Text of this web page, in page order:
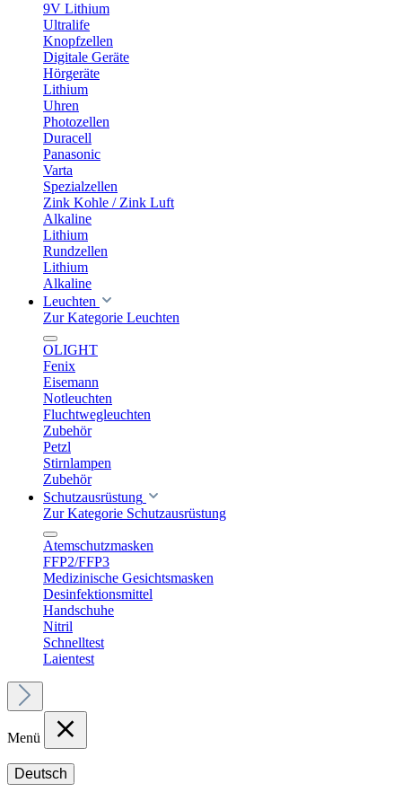
9V Lithium
Ultralife
Knopfzellen
Digitale Geräte
Hörgeräte
Lithium
Uhren
Photozellen
Duracell
Panasonic
Varta
Spezialzellen
Zink Kohle / Zink Luft
Alkaline
Lithium
Rundzellen
Lithium
Alkaline
Leuchten
Zur Kategorie Leuchten
OLIGHT
Fenix
Eisemann
Notleuchten
Fluchtwegleuchten
Zubehör
Petzl
Stirnlampen
Zubehör
Schutzausrüstung
Zur Kategorie Schutzausrüstung
Atemschutzmasken
FFP2/FFP3
Medizinische Gesichtsmasken
Desinfektionsmittel
Handschuhe
Nitril
Schnelltest
Laientest
Menü
Deutsch